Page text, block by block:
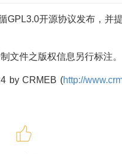
GPL3.0开源协议发布，并
文件之版权信息另行标注。
by CRMEB (http://